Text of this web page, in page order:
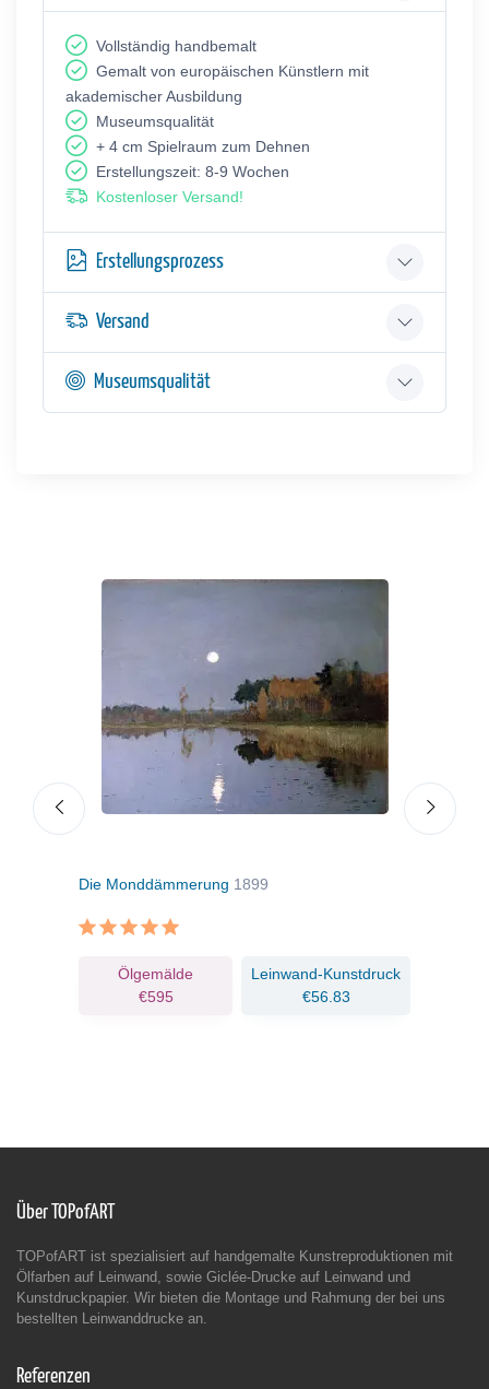
Vollständig handbemalt
Gemalt von europäischen Künstlern mit
akademischer Ausbildung
Museumsqualität
+ 4 cm Spielraum zum Dehnen
Erstellungszeit: 8-9 Wochen
Kostenloser Versand!
Erstellungsprozess
Versand
Museumsqualität
Die Monddämmerung 1899
Ölgemälde
€595
Leinwand-Kunstdruck
€56.83
Über TOPofART
TOPofART ist spezialisiert auf handgemalte Kunstreproduktionen mit
Ölfarben auf Leinwand, sowie Giclée-Drucke auf Leinwand und
Kunstdruckpapier. Wir bieten die Montage und Rahmung der bei uns
bestellten Leinwanddrucke an.
Referenzen